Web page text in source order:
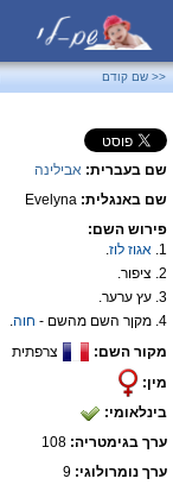
<< שם קודם
שם בעברית: אבילינה
שם באנגלית: Evelyna
פירוש השם:
1. אגוז לוז.
2. ציפור.
3. עץ ערער.
4. מקןר השם מהשם -
חוה.
מקור השם:
צרפתית
מין:
בינלאומי:
ערך בגימטריה:
ערך נומרולוגי: 9